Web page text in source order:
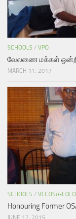
SCHOOLS / VPO
வேலணை மக்கள்
MARCH 11, 2017
SCHOOLS / VCCOSA-
Honouring Former
JUNE 17, 2015